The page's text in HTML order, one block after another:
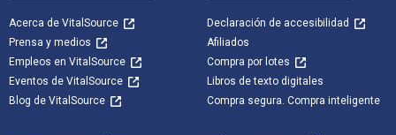
Acerca de VitalSource
Prensa y medios
Empleos en VitalSource
Eventos de VitalSource
Blog de VitalSource
Declaración de accesibilidad
Afiliados
Compra por lotes
Libros de texto digitales
Compra segura. Compra inteligente